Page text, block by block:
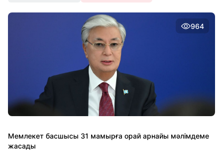
964
Мемлекет басшысы 31 мамырға орай арнайы мәлімдеме
жасады